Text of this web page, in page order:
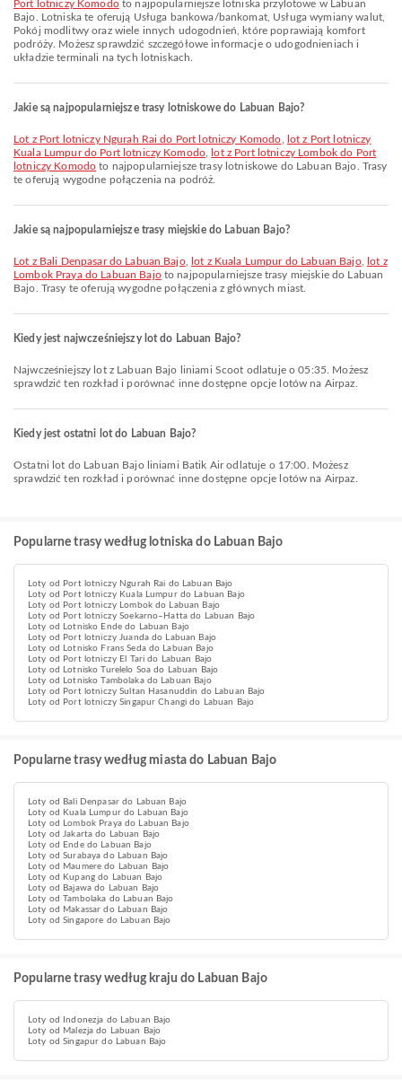
Port lotniczy Komodoto najpopularniejsze lotniska przylotowe w Labuan
Bajo. Lotniska te oferują Usługa bankowa/bankomat, Usługa wymiany walut,
Pokój modlitwy oraz wiele innych udogodnień, które poprawiają komfort
podróży. Możesz sprawdzić szczegółowe informacje o udogodnieniach i
układzie terminali na tych lotniskach.
Jakie są najpopularniejsze trasy lotniskowe do Labuan Bajo?
lot z Port lotniczy Ngurah Rai do Port lotniczy Komodo
lot z Port lotniczy
Kuala Lumpur do Port lotniczy Komodo
lot z Port lotniczy Lombok do Port
lotniczy Komodo to najpopularniejsze trasy lotniskowe do Labuan Bajo. Trasy
te oferują wygodne połączenia na podróż.
Jakie są najpopularniejsze trasy miejskie do Labuan Bajo?
lot z Bali Denpasar do Labuan Bajo, lot z Kuala Lumpur do Labuan Bajo,
lot z
Lombok Praya do Labuan Bajoto najpopularniejsze trasy miejskie do Labuan
Bajo. Trasy te oferują wygodne połączenia z głównych miast.
Kiedy jest najwcześniejszy lot do Labuan Bajo?
Najwcześniejszy lot z Labuan Bajo liniami Scoot odlatuje o 05:35. Możesz
sprawdzić ten rozkład i porównać inne dostępne opcje lotów na Airpaz.
Kiedy jest ostatni lot do Labuan Bajo?
Ostatni lot do Labuan Bajo liniami Batik Air odlatuje o 17:00. Możesz
sprawdzić ten rozkład i porównać inne dostępne opcje lotów na Airpaz.
Popularne trasy według lotniska do Labuan Bajo
Loty od Port lotniczy Ngurah Rai do Labuan Bajo
Loty od Port lotniczy Kuala Lumpur do Labuan Bajo
Loty od Port lotniczy Lombok do Labuan Bajo
Loty od Port lotniczy Soekarno–Hatta do Labuan Bajo
Loty od Lotnisko Ende do Labuan Bajo
Loty od Port lotniczy Juanda do Labuan Bajo
Loty od Lotnisko Frans Seda do Labuan Bajo
Loty od Port lotniczy El Tari do Labuan Bajo
Loty od Lotnisko Turelelo Soa do Labuan Bajo
Loty od Lotnisko Tambolaka do Labuan Bajo
Loty od Port lotniczy Sultan Hasanuddin do Labuan Bajo
Loty od Port lotniczy Singapur Changi do Labuan Bajo
Popularne trasy według miasta do Labuan Bajo
Loty od Bali Denpasar do Labuan Bajo
Loty od Kuala Lumpur do Labuan Bajo
Loty od Lombok Praya do Labuan Bajo
Loty od Jakarta do Labuan Bajo
Loty od Ende do Labuan Bajo
Loty od Surabaya do Labuan Bajo
Loty od Maumere do Labuan Bajo
Loty od Kupang do Labuan Bajo
Loty od Bajawa do Labuan Bajo
Loty od Tambolaka do Labuan Bajo
Loty od Makassar do Labuan Bajo
Loty od Singapore do Labuan Bajo
Popularne trasy według kraju do Labuan Bajo
Loty od Indonezja do Labuan Bajo
Loty od Malezja do Labuan Bajo
Loty od Singapur do Labuan Bajo